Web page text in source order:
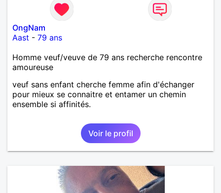
OngNam
Aast - 79 ans
Homme veuf/veuve de 79 ans recherche rencontre
amoureuse
veuf sans enfant cherche femme afin d'échanger
pour mieux se connaitre et entamer un chemin
ensemble si affinités.
Voir le profil